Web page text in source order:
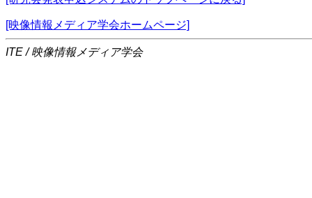
[映像情報メディア学会ホームページ]
ITE / 映像情報メディア学会